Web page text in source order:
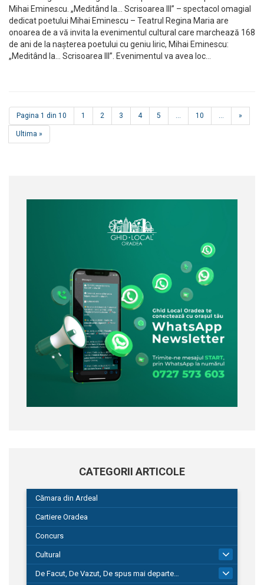
Mihai Eminescu. „Meditând la… Scrisoarea III” – spectacol omagial
dedicat poetului Mihai Eminescu – Teatrul Regina Maria are
onoarea de a vă invita la evenimentul cultural care marchează 168
de ani de la nașterea poetului cu geniu liric, Mihai Eminescu:
„Meditând la… Scrisoarea III”. Evenimentul va avea loc…
Pagina 1 din 10 1 2 3 4 5 ... 10 ... »
Ultima »
CATEGORII ARTICOLE
Cămara din Ardeal
Cartiere Oradea
Concurs
Cultural
De Facut, De Vazut, De spus mai departe…
580